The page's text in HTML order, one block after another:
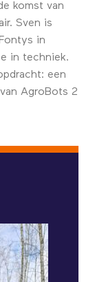
komst van
Sven is
in
in techniek.
een
AgroBots 2